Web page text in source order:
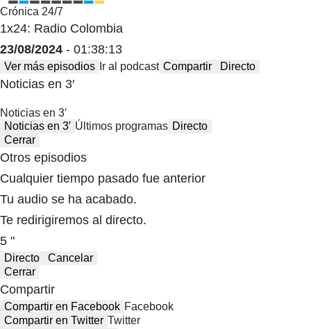
Crónica 24/7
1x24: Radio Colombia
23/08/2024 - 01:38:13
Ver más episodios Ir al podcast Compartir Directo
Noticias en 3′
Noticias en 3′
Noticias en 3′ Últimos programas Directo
Cerrar
Otros episodios
Cualquier tiempo pasado fue anterior
Tu audio se ha acabado.
Te redirigiremos al directo.
5 "
Directo
Cancelar
Cerrar
Compartir
Compartir en Facebook Facebook
Compartir en Twitter Twitter